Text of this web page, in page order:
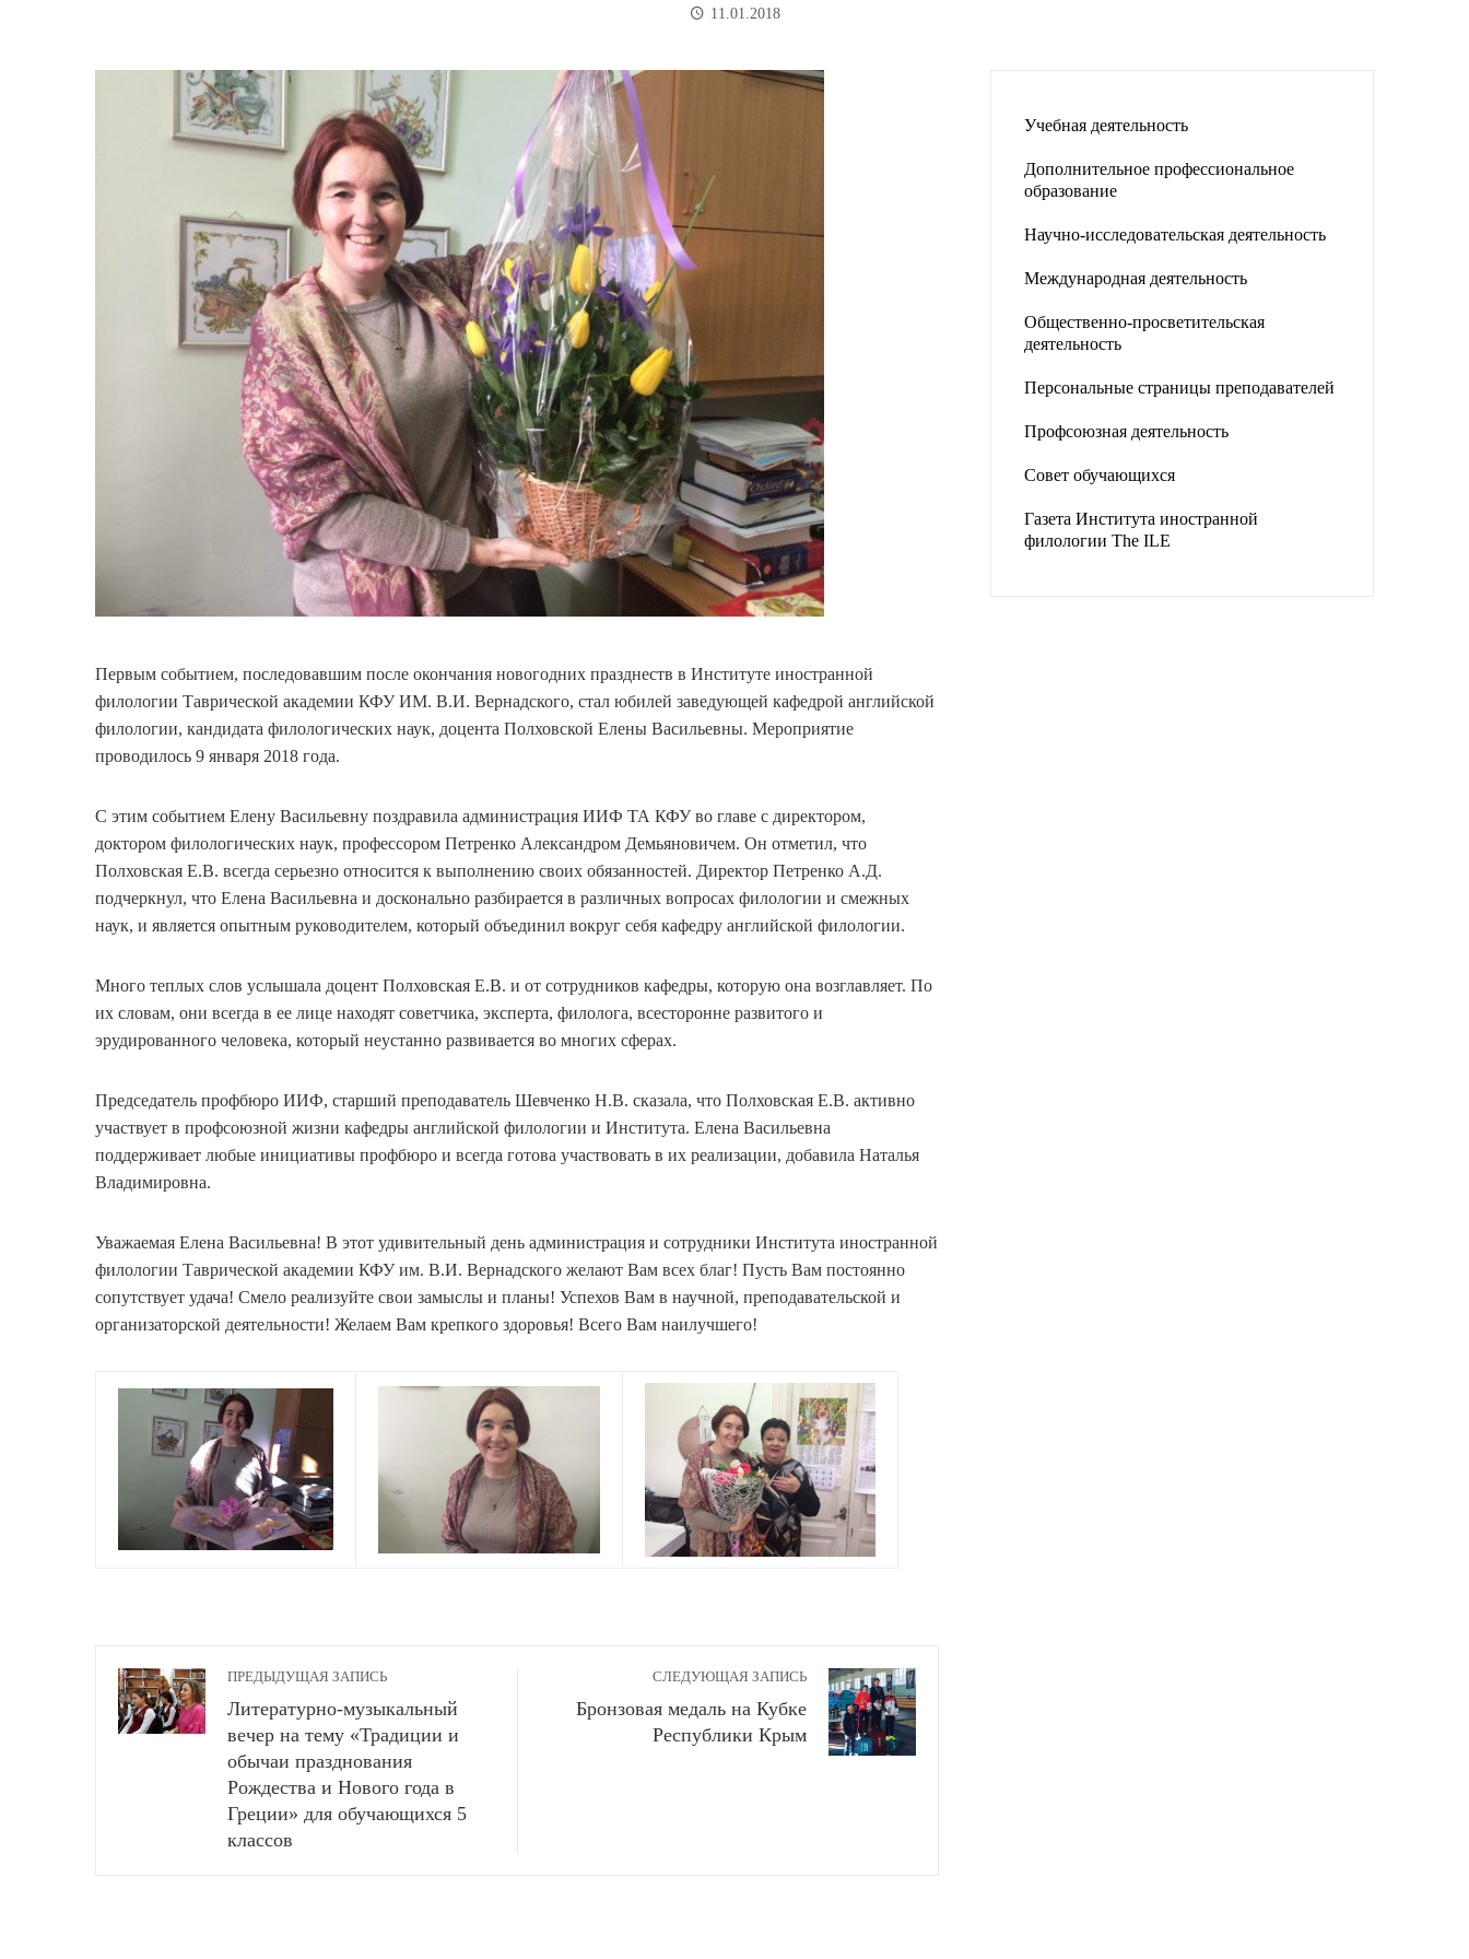
11.01.2018
Первым событием, последовавшим после окончания новогодних празднеств в Институте иностранной
филологии Таврической академии КФУ ИМ. В.И. Вернадского, стал юбилей заведующей кафедрой английской
филологии, кандидата филологических наук, доцента Полховской Елены Васильевны. Мероприятие
проводилось 9 января 2018 года.
С этим событием Елену Васильевну поздравила администрация ИИФ ТА КФУ во главе с директором,
доктором филологических наук, профессором Петренко Александром Демьяновичем. Он отметил, что
Полховская Е.В. всегда серьезно относится к выполнению своих обязанностей. Директор Петренко А.Д.
подчеркнул, что Елена Васильевна и досконально разбирается в различных вопросах филологии и смежных
наук, и является опытным руководителем, который объединил вокруг себя кафедру английской филологии.
Много теплых слов услышала доцент Полховская Е.В. и от сотрудников кафедры, которую она возглавляет. По
их словам, они всегда в ее лице находят советчика, эксперта, филолога, всесторонне развитого и
эрудированного человека, который неустанно развивается во многих сферах.
Председатель профбюро ИИФ, старший преподаватель Шевченко Н.В. сказала, что Полховская Е.В. активно
участвует в профсоюзной жизни кафедры английской филологии и Института. Елена Васильевна
поддерживает любые инициативы профбюро и всегда готова участвовать в их реализации, добавила Наталья
Владимировна.
Уважаемая Елена Васильевна! В этот удивительный день администрация и сотрудники Института иностранной
филологии Таврической академии КФУ им. В.И. Вернадского желают Вам всех благ! Пусть Вам постоянно
сопутствует удача! Смело реализуйте свои замыслы и планы! Успехов Вам в научной, преподавательской и
организаторской деятельности! Желаем Вам крепкого здоровья! Всего Вам наилучшего!
ПРЕДЫДУЩАЯ ЗАПИСЬ
Литературно-музыкальный
вечер на тему «Традиции и
обычаи празднования
Рождества и Нового года в
Греции» для обучающихся 5
классов
СЛЕДУЮЩАЯ ЗАПИСЬ
Бронзовая медаль на Кубке
Республики Крым
Учебная деятельность
Дополнительное профессиональное
образование
Научно-исследовательская деятельность
Международная деятельность
Общественно-просветительская
деятельность
Персональные страницы преподавателей
Профсоюзная деятельность
Совет обучающихся
Газета Института иностранной
филологии The ILE